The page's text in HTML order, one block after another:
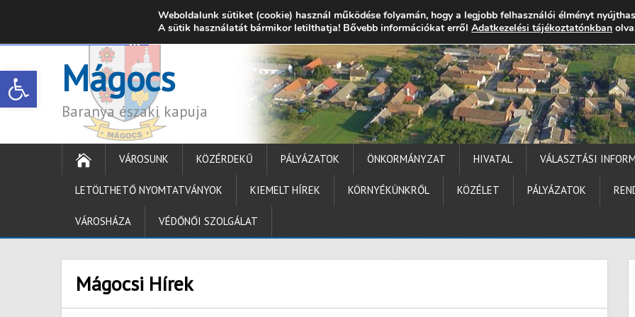
Open toolbar
7342 Mágocs, Szabadság utca 39. onkormanyzat@magocs.hu +36 (72) 451 110 Elérhetőségek Technika segítség
Mágocs
Baranya északi kapuja
VÁROSUNK KÖZÉRDEKŰ PÁLYÁZATOK ÖNKORMÁNYZAT HIVATAL VÁLASZTÁSI
LETÖLTHETŐ NYOMTATVÁNYOK KIEMELT HÍREK KÖRNYÉKÜNKRŐL KÖZÉLET PÁLYÁZATOK
VÁROSHÁZA VÉDŐNŐI SZOLGÁLAT
Mágocsi Hírek
Weboldalunk sütiket (cookie) használ működése folyamán, hogy a legjobb felhasználói élményt
A sütik használatát bármikor letilthatja! Bővebb információkat errőlAdatkezelési tájékoztatónkban